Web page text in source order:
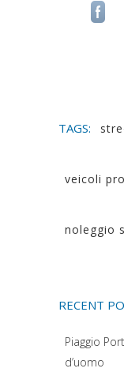
(si
TAGS:
veicoli
noleggio
RECENT
Piaggio
d’uomo